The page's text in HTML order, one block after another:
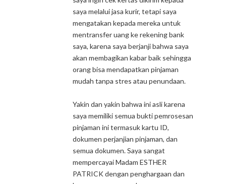
saya melalui jasa kurir, tetapi saya
mengatakan kepada mereka untuk
mentransfer uang ke rekening bank
saya, karena saya berjanji bahwa saya
akan membagikan kabar baik sehingga
orang bisa mendapatkan pinjaman
mudah tanpa stres atau penundaan.
Yakin dan yakin bahwa ini asli karena
saya memiliki semua bukti pemrosesan
pinjaman ini termasuk kartu ID,
dokumen perjanjian pinjaman, dan
semua dokumen. Saya sangat
mempercayai Madam ESTHER
PATRICK dengan penghargaan dan